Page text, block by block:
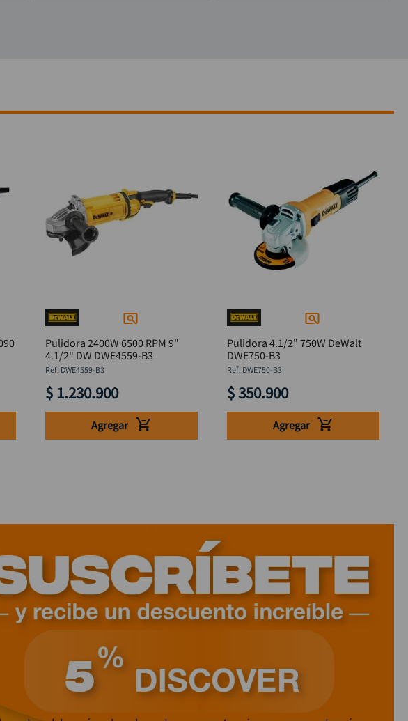
Pulidora 2400W 6500 RPM 9"
4.1/2" DW DWE4559-B3
: DWE4559-B3
$ 1.230.900
Agregar
Pulidora 4.1/2" 750W DeWalt
DWE750-B3
: DWE750-B3
$350.900
Agregar